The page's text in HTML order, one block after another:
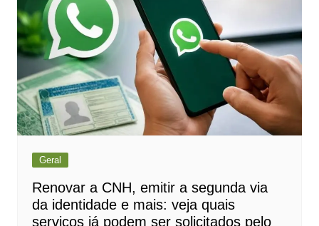
Geral
Renovar a CNH, emitir a segunda via
da identidade e mais: veja quais
serviços já podem ser solicitados pelo